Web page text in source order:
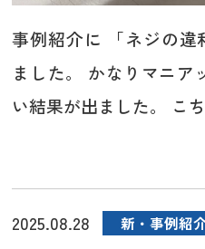
事例紹介に 「ネジの違
ました。 かなりマニア
い結果が出ました。 こ
2025.08.28 新・事例紹